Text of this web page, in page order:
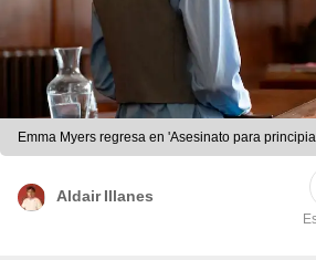
Emma Myers regresa en 'Asesinato para
Aldair Illanes